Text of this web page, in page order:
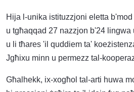
Hija l-unika istituzzjoni eletta
u tgħaqqad 27 nazzjon b'24
u li tħares 'il quddiem ta'
Jgħixu minn u permezz tal-
Għalhekk, ix-xogħol tal-arti huwa